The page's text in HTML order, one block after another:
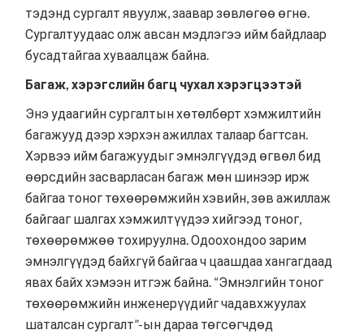
тэдэнд сургалт явуулж, заавар зөвлөгөө өгнө.
Сургалтуудаас олж авсан мэдлэгээ ийм байдлаар
бусадтайгаа хуваалцаж байна.
Багаж, хэрэгслийн багц чухал хэрэгцээтэй
Энэ удаагийн сургалтын хөтөлбөрт хэмжилтийн
багажууд дээр хэрхэн ажиллах талаар багтсан.
Хэрвээ ийм багажуудыг эмнэлгүүдэд өгвөл бид
өөрсдийн засварласан багаж мөн шинээр ирж
байгаа тоног төхөөрөмжийн хэвийн, зөв ажиллаж
байгааг шалгах хэмжилтүүдээ хийгээд тоног,
төхөөрөмжөө тохируулна. Одоохондоо зарим
эмнэлгүүдэд байхгүй байгаа ч цаашдаа хангагдаад
явах байх хэмээн итгэж байна. “Эмнэлгийн тоног
төхөөрөмжийн инженерүүдийг чадавхжуулах
шаталсан сургалт”-ын дараа төгсөгчдөд